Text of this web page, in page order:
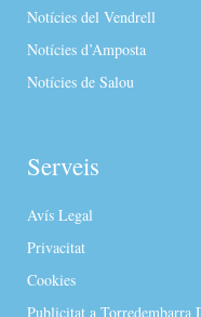
Notícies del Vendrell
Notícies d’Amposta
Notícies de Salou
Serveis
Avís Legal
Privacitat
Cookies
Publicitat a Torredembarra